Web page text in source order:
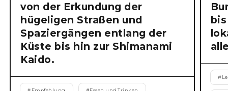
von der Erkundung der
hügeligen Straßen und
Spaziergängen entlang der
Küste bis hin zur Shimanami
Kaido.
#